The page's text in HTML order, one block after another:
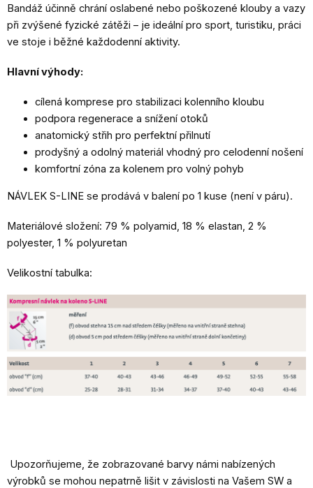
Bandáž účinně chrání oslabené nebo poškozené klouby a vazy
při zvýšené fyzické zátěži – je ideální pro sport, turistiku, práci
ve stoje i běžné každodenní aktivity.
Hlavní výhody:
cílená komprese pro stabilizaci kolenního kloubu
podpora regenerace a snížení otoků
anatomický střih pro perfektní přilnutí
prodyšný a odolný materiál vhodný pro celodenní nošení
komfortní zóna za kolenem pro volný pohyb
NÁVLEK S-LINE se prodává v balení po 1 kuse (není v páru).
Materiálové složení: 79 % polyamid, 18 % elastan, 2 %
polyester, 1 % polyuretan
Velikostní tabulka:
Upozorňujeme, že zobrazované barvy námi nabízených
výrobků se mohou nepatrně lišit v závislosti na Vašem SW a